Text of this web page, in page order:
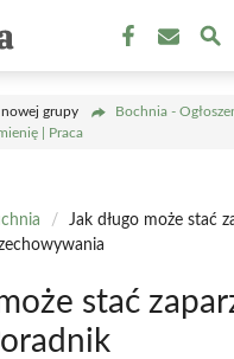
nowej grupy
Bochnia -
| Praca
/
Jak długo może stać
stać